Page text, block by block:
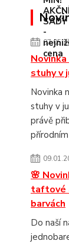
stuhy v
Novinka
stuhy v
právě
🌸
taftové
barvách
Do naší